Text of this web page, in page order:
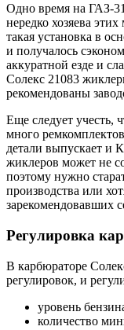
Одно время на ГАЗ-
нередко хозяева
такая установка в
и получалось
аккуратной езде и
Солекс 21083
рекомендованы
Еще следует учесть,
много
детали выпускает и
жиклеров может не
поэтому нужно
производства или
зарекомендовавших
Регулировка
В карбюраторе
регулировок, и
уровень
количество